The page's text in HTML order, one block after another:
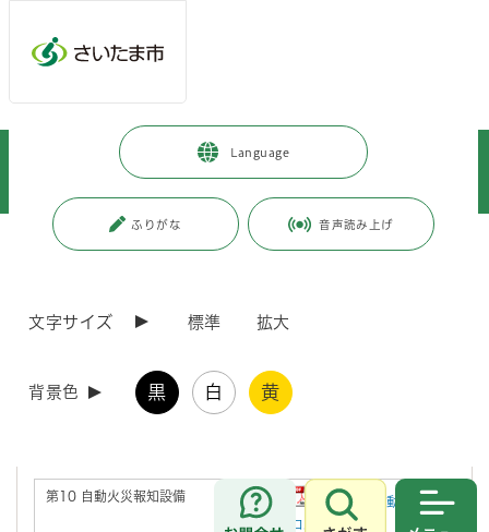
Language
ふりがな 音声読み上げ
文字サイズ 標準 拡大
背景色 黒 白 黄
お問合せ
さがす
暮らし・手続き > 安全・防災・消防
火災予防・住宅防火
>
更新日付：2026年3月16日 / ページ番号：C046993
第10 自動火災報知設備
第10_01_自動火災報知設備
ロバイト）